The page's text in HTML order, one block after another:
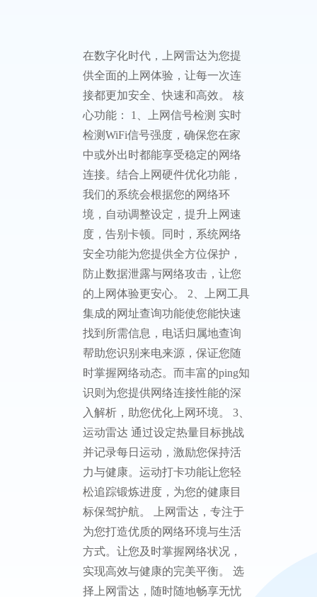
在数字化时代，上网雷达为您提
供全面的上网体验，让每一次连
接都更加安全、快速和高效。 核
心功能： 1、上网信号检测 实时
检测WiFi信号强度，确保您在家
中或外出时都能享受稳定的网络
连接。结合上网硬件优化功能，
我们的系统会根据您的网络环
境，自动调整设定，提升上网速
度，告别卡顿。同时，系统网络
安全功能为您提供全方位保护，
防止数据泄露与网络攻击，让您
的上网体验更安心。 2、上网工具
集成的网址查询功能使您能快速
找到所需信息，电话归属地查询
帮助您识别来电来源，保证您随
时掌握网络动态。而丰富的ping知
识则为您提供网络连接性能的深
入解析，助您优化上网环境。 3、
运动雷达 通过设定热量目标挑战
并记录每日运动，激励您保持活
力与健康。运动打卡功能让您轻
松追踪锻炼进度，为您的健康目
标保驾护航。 上网雷达，专注于
为您打造优质的网络环境与生活
方式。让您及时掌握网络状况，
实现高效与健康的完美平衡。 选
择上网雷达，随时随地畅享无忧